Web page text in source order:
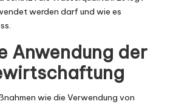
werden darf und wie es
Anwendung der
wie die Verwendung von